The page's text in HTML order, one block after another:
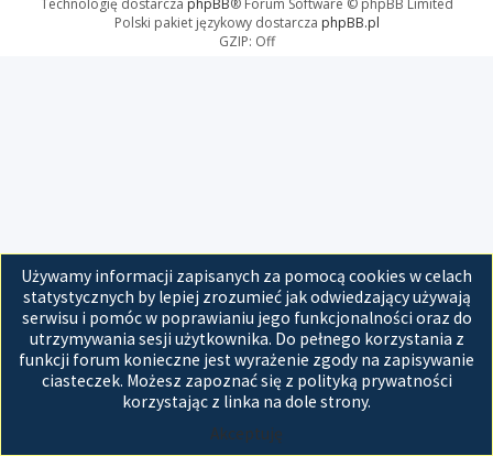
Używamy informacji zapisanych za pomocą cookies w celach
statystycznych by lepiej zrozumieć jak odwiedzający używają
serwisu i pomóc w poprawianiu jego funkcjonalności oraz do
utrzymywania sesji użytkownika. Do pełnego korzystania z
funkcji forum konieczne jest wyrażenie zgody na zapisywanie
ciasteczek. Możesz zapoznać się z polityką prywatności
korzystając z linka na dole strony.
Akceptuję
Polski pakiet językowy dostarcza phpBB.pl
GZIP: Off